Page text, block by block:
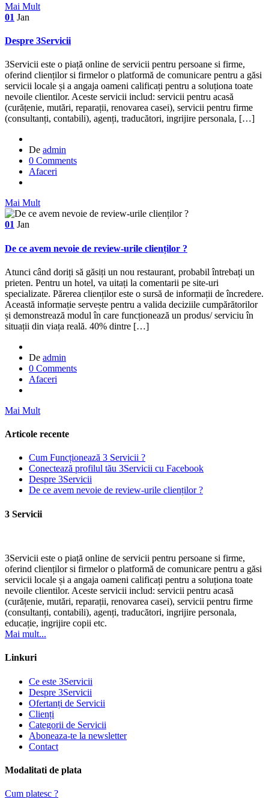
Mai Mult
01 Jan
Despre 3Servicii
3Servicii este o piață online de servicii pentru persoane si firme,
oferind clienților si firmelor o platformă de comunicare pentru a găsi
servicii locale și a angaja oameni calificați pentru a soluționa toate
nevoile clientilor. Aceste servicii includ: servicii pentru acasă
(curățenie, mutări, reparații, renovarea casei), servicii pentru firme
(consultanți, contabili), agenți, traducători, ingrijire personala, […]
De admin
0 Comments
Afaceri
Mai Mult
01 Jan
De ce avem nevoie de review-urile clienților ?
Atunci când doriți să găsiți un nou restaurant, probabil întrebați un
prieten. Pentru un hotel, va uitați la comentarii pe site-uri
specializate. Părerea clienților este o sursă de informații de încredere.
Această informație servește pentru a valida deciziile cumpărătorilor
și demonstrează modul în care funcționează un produs/ serviciu în
situații din viața reală. 40% dintre […]
De admin
0 Comments
Afaceri
Mai Mult
Articole recente
Cum Funcționează 3 Servicii ?
Conectează profilul tău 3Servicii cu Facebook
Despre 3Servicii
De ce avem nevoie de review-urile clienților ?
3 Servicii
3Servicii este o piață online de servicii pentru persoane si firme,
oferind clienților si firmelor o platformă de comunicare pentru a găsi
servicii locale și a angaja oameni calificați pentru a soluționa toate
nevoile clientilor. Aceste servicii includ: servicii pentru acasă
(curățenie, mutări, reparații, renovarea casei), servicii pentru firme
(consultanți, contabili), agenți, traducători, ingrijire personala,
educație, ingrijire copii etc.
Mai mult...
Linkuri
Ce este 3Servicii
Despre 3Servicii
Ofertanți de Servicii
Clienți
Categorii de Servicii
Aboneaza-te la newsletter
Contact
Modalitati de plata
Cum platesc ?